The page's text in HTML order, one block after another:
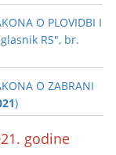
O PLOVIDBI I
RS", br.
O ZABRANI
)
godine